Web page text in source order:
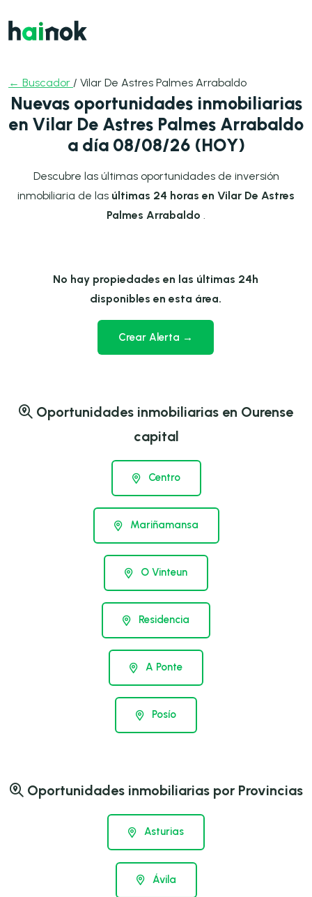
← Buscador / Vilar De Astres Palmes Arrabaldo
Nuevas oportunidades inmobiliarias
en Vilar De Astres Palmes Arrabaldo
a día 08/08/26 (HOY)
Descubre las últimas oportunidades de inversión
inmobiliaria de las últimas 24 horas en Vilar De Astres
Palmes Arrabaldo
No hay propiedades en las últimas 24h
disponibles en esta área.
Crear Alerta →
Oportunidades inmobiliarias en Ourense
capital
Centro
Mariñamansa
O Vinteun
Residencia
A Ponte
Posío
Oportunidades inmobiliarias por Provincias
Asturias
Ávila